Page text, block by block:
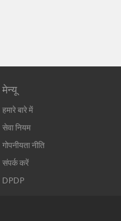
मेन्यू
हमारे बारे में
सेवा नियम
गोपनीयता नीति
संपर्क करें
DPDP